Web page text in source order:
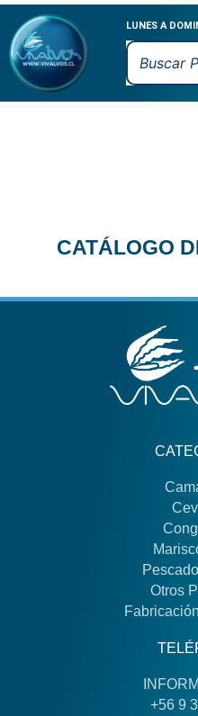
Ir
contenido
LUNES A
CATÁLOGO
Otros
+56 9